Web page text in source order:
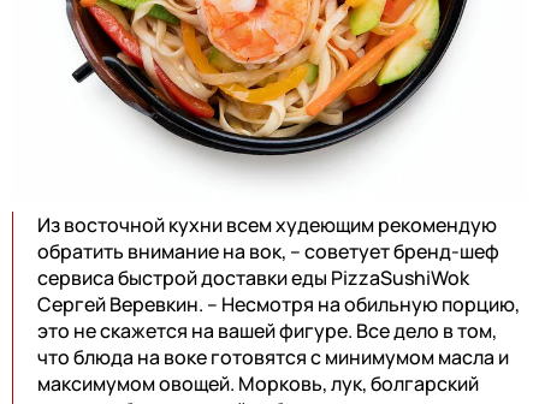
Из восточной кухни всем худеющим рекомендую
обратить внимание на вок, – советует бренд-шеф
сервиса быстрой доставки еды PizzaSushiWok
Сергей Веревкин. – Несмотря на обильную порцию,
это не скажется на вашей фигуре. Все дело в том,
что блюда на воке готовятся с минимумом масла и
максимумом овощей. Морковь, лук, болгарский